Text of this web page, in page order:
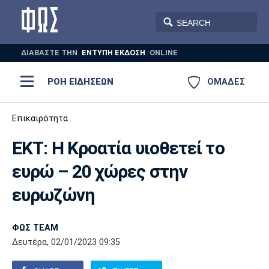
ΔΙΑΒΑΣΤΕ THN ΕΝΤΥΠΗ ΕΚΔΟΣΗ ONLINE
ΟΜΑΔΕΣ
ΡΟΗ ΕΙΔΗΣΕΩΝ
ΠΟΔΟΣΦΑΙΡΟ
AUTO-MOTO
Ποδόσφαιρο
Super League 1
Super League 2
Γ Εθνική
Ελλάδα
Μπάσκετ
Ελλάδα
Εθνική
EuroLeague
Ολυμπιακοί Αγώνες
Βόλεϊ
Πόλο
Ολυμπιακός ΑΕΚ ΠΑΟΚ
Παναθηναϊκός Ατρόμητος
Επικαιρότητα
ΕΚΤ: Η Κροατία υιοθετεί το
ευρώ – 20 χώρες στην
ευρωζώνη
ΦΩΣ TEAM
Δευτέρα, 02/01/2023 09:35